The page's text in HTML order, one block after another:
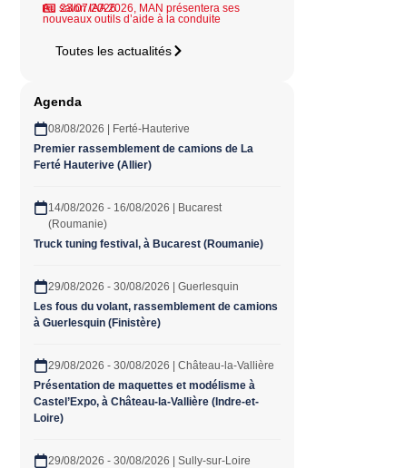
23/07/2026
Au salon IAA 2026, MAN présentera ses
nouveaux outils d’aide à la conduite
Toutes les actualités
Agenda
08/08/2026 | Ferté-Hauterive
Premier rassemblement de camions de La
Ferté Hauterive (Allier)
14/08/2026 - 16/08/2026 | Bucarest
(Roumanie)
Truck tuning festival, à Bucarest (Roumanie)
29/08/2026 - 30/08/2026 | Guerlesquin
Les fous du volant, rassemblement de camions
à Guerlesquin (Finistère)
29/08/2026 - 30/08/2026 | Château-la-Vallière
Présentation de maquettes et modélisme à
Castel’Expo, à Château-la-Vallière (Indre-et-
Loire)
29/08/2026 - 30/08/2026 | Sully-sur-Loire